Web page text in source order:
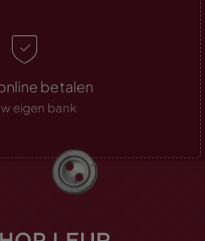
betalen
eigen bank